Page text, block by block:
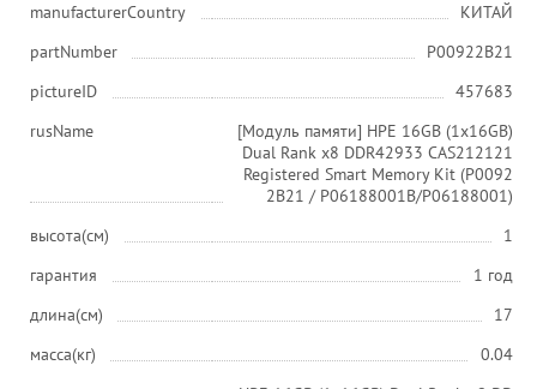
manufacturerCountry
КИТАЙ
partNumber
P00922B21
pictureID
457683
rusName
[Модуль памяти] HPE 16GB (1x16GB)
Dual Rank x8 DDR42933 CAS212121
Registered Smart Memory Kit (P0092
2B21 / P06188001B/P06188001)
высота(см)
1
гарантия
1 год
длина(см)
17
масса(кг)
0.04